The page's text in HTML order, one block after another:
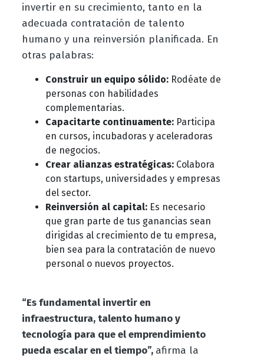
invertir en su crecimiento, tanto en la
adecuada contratación de talento
humano y una reinversión planificada. En
otras palabras:
Construir un equipo sólido: Rodéate de
personas con habilidades
complementarias.
Capacitarte continuamente: Participa
en cursos, incubadoras y aceleradoras
de negocios.
Crear alianzas estratégicas:Colabora
con startups, universidades y empresas
del sector.
Reinversión al capital: Es necesario
que gran parte de tus ganancias sean
dirigidas al crecimiento de tu empresa,
bien sea para la contratación de nuevo
personal o nuevos proyectos.
“Es fundamental invertir en
infraestructura, talento humano y
tecnología para que el emprendimiento
pueda escalar en el tiempo”, afirma la